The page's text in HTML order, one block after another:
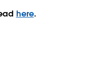
here.